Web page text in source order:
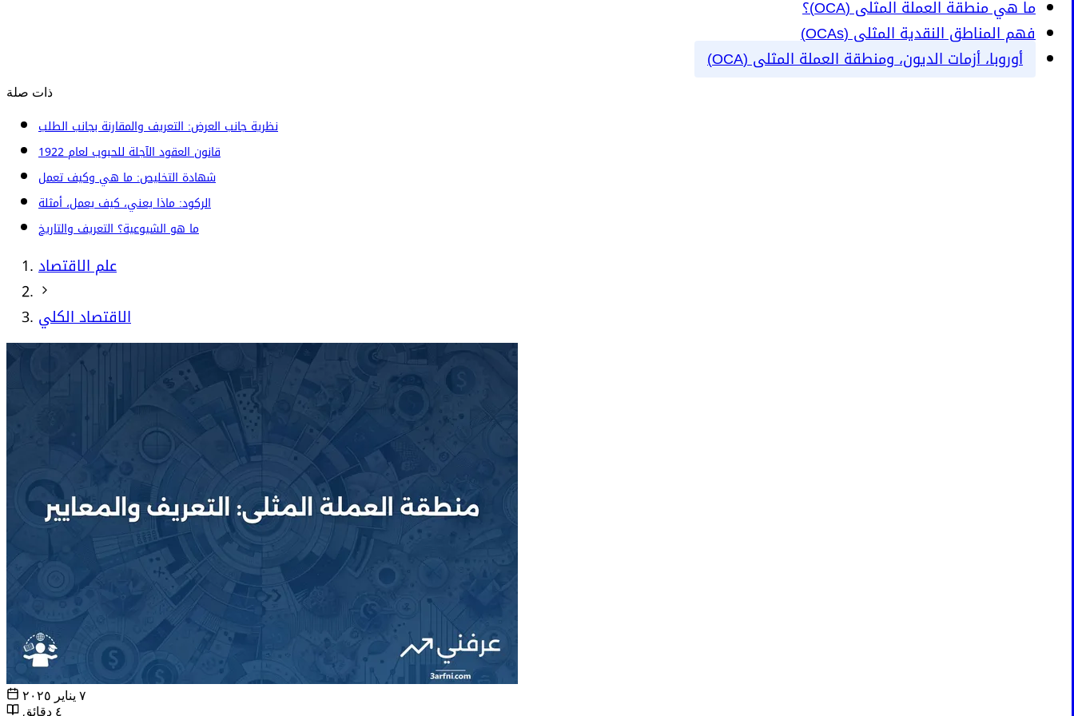
ما هي منطقة العملة المثلى (OCA)؟
فهم المناطق النقدية المثلى (OCAs)
أوروبا، أزمات الديون، ومنطقة العملة المثلى (OCA)
ذات صلة
نظرية جانب العرض: التعريف والمقارنة بجانب الطلب
قانون العقود الآجلة للحبوب لعام 1922
شهادة التخليص: ما هي وكيف تعمل
الركود: ماذا يعني، كيف يعمل، أمثلة
ما هو الشيوعية؟ التعريف والتاريخ
علم الاقتصاد
الاقتصاد الكلي
٧ يناير ٢٠٢٥
٤ دقائق